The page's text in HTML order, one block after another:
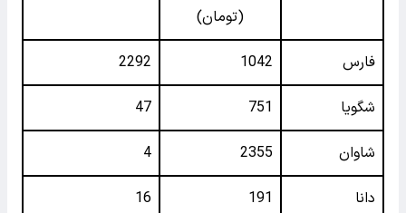
(تومان)
فارس 1042
2292
شگویا 751
47
شاوان 2355
4
دانا 191
16